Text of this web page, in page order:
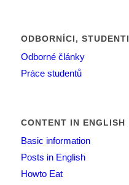
ODBORNÍCI, STUDENTI
Odborné články
Práce studentů
CONTENT IN ENGLISH
Basic information
Posts in English
Howto Eat